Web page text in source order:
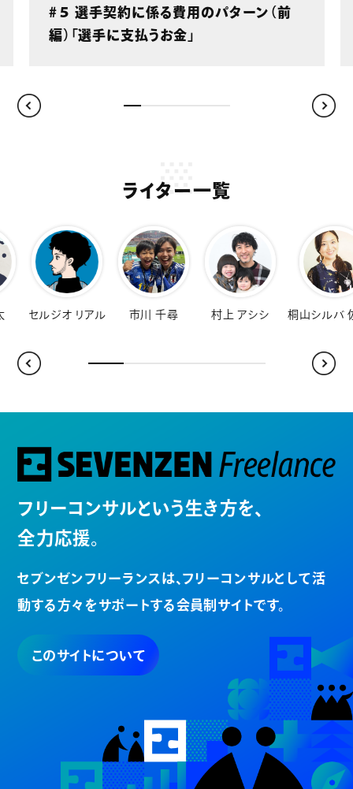
#５ 選手契約に係る費用のパターン（前
編）「選手に支払うお金」
ライター一覧
リアル 市川 千尋 村上 アシシ 桐山シルバ 佐知子
フリーコンサルという生き方を、
全力応援。
セブンゼンフリーランスは、 フリーコンサルとして活
動する方々を サポートする会員制サイトです。
このサイトについて